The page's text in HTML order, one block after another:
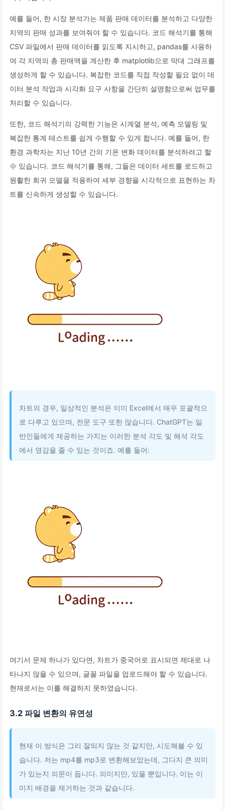
예를 들어, 한 시장 분석가는 제품 판매 데이터를 분석하고 다양한
지역의 판매 성과를 보여줘야 할 수 있습니다. 코드 해석기를 통해
CSV 파일에서 판매 데이터를 읽도록 지시하고, pandas를 사용하
여 각 지역의 총 판매액을 계산한 후 matplotlib으로 막대 그래프를
생성하게 할 수 있습니다. 복잡한 코드를 직접 작성할 필요 없이 데
이터 분석 작업과 시각화 요구 사항을 간단히 설명함으로써 업무를
처리할 수 있습니다.
또한, 코드 해석기의 강력한 기능은 시계열 분석, 예측 모델링 및
복잡한 통계 테스트를 쉽게 수행할 수 있게 합니다. 예를 들어, 한
환경 과학자는 지난 10년 간의 기온 변화 데이터를 분석하려고 할
수 있습니다. 코드 해석기를 통해, 그들은 데이터 세트를 로드하고
원활한 회귀 모델을 적용하여 세부 경향을 시각적으로 표현하는 차
트를 신속하게 생성할 수 있습니다.
차트의 경우, 일상적인 분석은 이미 Excel에서 매우 포괄적으
로 다루고 있으며, 전문 도구 또한 많습니다. ChatGPT는 일
반인들에게 제공하는 가치는 이러한 분석 각도 및 해석 각도
에서 영감을 줄 수 있는 것이죠. 예를 들어:
여기서 문제 하나가 있다면, 차트가 중국어로 표시되면 제대로 나
타나지 않을 수 있으며, 글꼴 파일을 업로드해야 할 수 있습니다.
현재로서는 이를 해결하지 못하였습니다.
3.2 파일 변환의 유연성
현재 이 방식은 그리 잘되지 않는 것 같지만, 시도해볼 수 있
습니다. 저는 mp4를 mp3로 변환해보았는데, 그다지 큰 의미
가 있는지 의문이 듭니다. 의미지만, 있을 뿐입니다. 이는 이
미지 배경을 제거하는 것과 같습니다.